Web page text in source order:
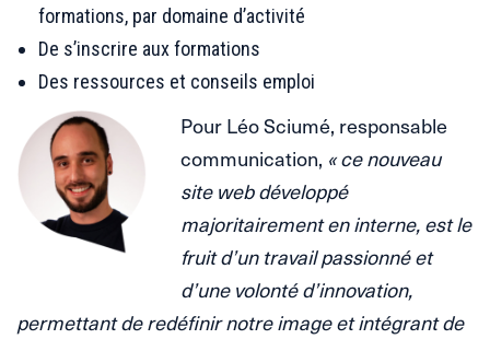
formations, par domaine d’activité
De s’inscrire aux formations
Des ressources et conseils emploi
Pour Léo Sciumé, responsable
communication, « ce nouveau
site web développé
majoritairement en interne, est le
fruit d’un travail passionné et
d’une volonté d’innovation,
permettant de redéfinir notre image et intégrant de